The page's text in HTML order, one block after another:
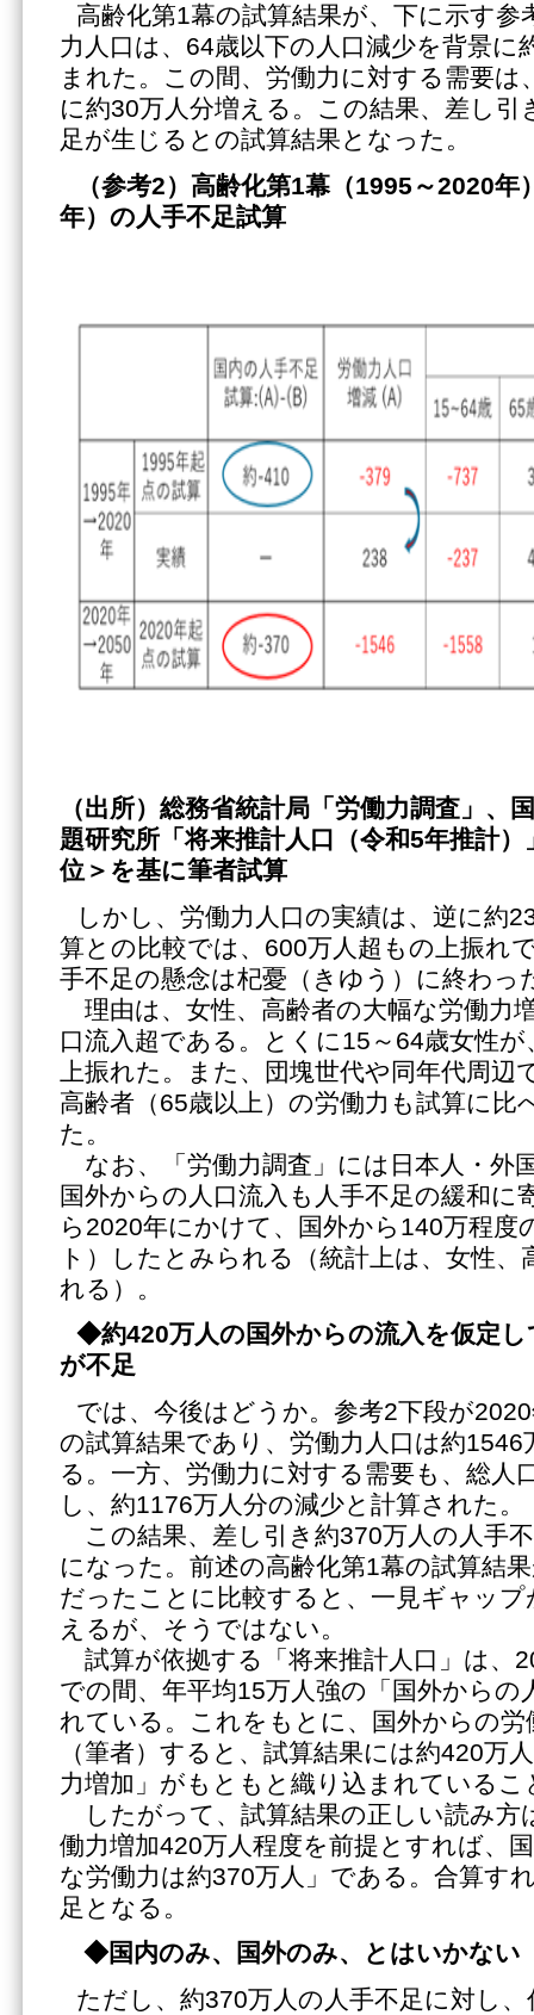
高齢化第1幕の試算結果が、下に示す参
力人口は、64歳以下の人口減少を背景に
まれた。この間、労働力に対する需要は
に約30万人分増える。この結果、差し引
足が生じるとの試算結果となった。
（参考2）高齢化第1幕（1995～2020
年）の人手不足試算
（出所）総務省統計局「労働力調査」、
題研究所「将来推計人口（令和5年推計
位＞を基に筆者試算
しかし、労働力人口の実績は、逆に約
算との比較では、600万人超もの上振れ
手不足の懸念は杞憂（きゆう）に終わっ
理由は、女性、高齢者の大幅な労働力
口流入超である。とくに15～64歳女性
上振れた。また、団塊世代や同年代周辺
高齢者（65歳以上）の労働力も試算に比
た。
なお、「労働力調査」には日本人・外
国外からの人口流入も人手不足の緩和に
ら2020年にかけて、国外から140万程度
ト）したとみられる（統計上は、女性、
れる）。
◆約420万人の国外からの流入を仮定
が不足
では、今後はどうか。参考2下段が
の試算結果であり、労働力人口は約1546
る。一方、労働力に対する需要も、総人
し、約1176万人分の減少と計算された。
この結果、差し引き約370万人の人手
になった。前述の高齢化第1幕の試算結
だったことに比較すると、一見ギャッ
えるが、そうではない。
試算が依拠する「将来推計人口」は、
での間、年平均15万人強の「国外からの
れている。これをもとに、国外からの労
（筆者）すると、試算結果には約420万
力増加」がもともと織り込まれているこ
したがって、試算結果の正しい読み方
働力増加420万人程度を前提とすれば、
な労働力は約370万人」である。合算す
足となる。
◆国内のみ、国外のみ、とはいかない
ただし、約370万人の人手不足に対し